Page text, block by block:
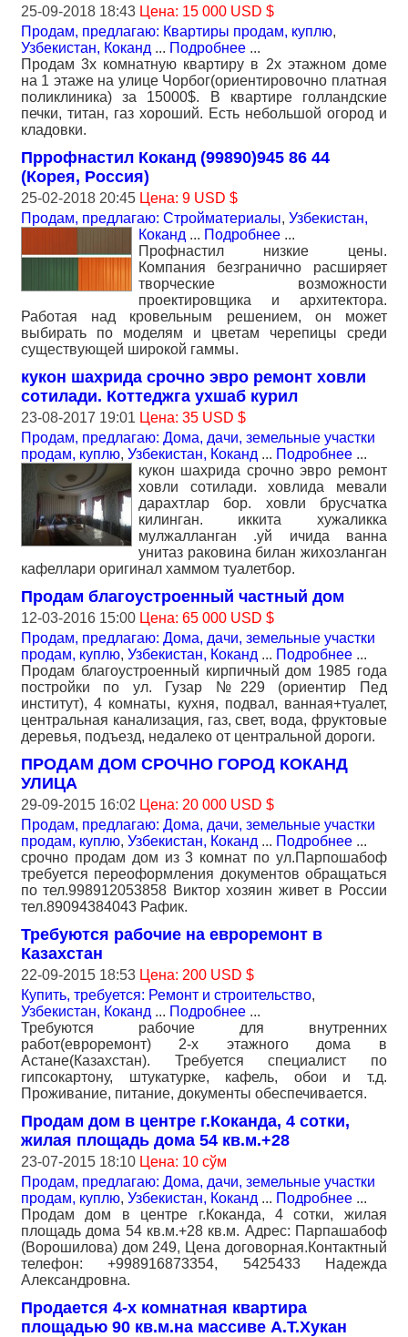
25-09-2018 18:43 Цена: 15 000 USD $
Продам, предлагаю: Квартиры продам, куплю,
Узбекистан, Коканд ... Подробнее ...
Продам 3х комнатную квартиру в 2х этажном доме
на 1 этаже на улице Чорбог(ориентировочно платная
поликлиника) за 15000$. В квартире голландские
печки, титан, газ хороший. Есть небольшой огород и
кладовки.
Пррофнастил Коканд (99890)945 86 44
(Корея, Россия)
25-02-2018 20:45 Цена: 9 USD $
Продам, предлагаю: Стройматериалы, Узбекистан,
Коканд ... Подробнее ...
Профнастил низкие цены.
Компания безгранично расширяет
творческие возможности
проектировщика и архитектора.
Работая над кровельным решением, он может
выбирать по моделям и цветам черепицы среди
существующей широкой гаммы.
кукон шахрида срочно эвро ремонт ховли
сотилади. Коттеджга ухшаб курил
23-08-2017 19:01 Цена: 35 USD $
Продам, предлагаю: Дома, дачи, земельные участки
продам, куплю, Узбекистан, Коканд ... Подробнее ...
кукон шахрида срочно эвро ремонт
ховли сотилади. ховлида мевали
дарахтлар бор. ховли брусчатка
килинган. иккита хужаликка
мулжалланган .уй ичида ванна
унитаз раковина билан жихозланган
кафеллари оригинал хаммом туалетбор.
Продам благоустроенный частный дом
12-03-2016 15:00 Цена: 65 000 USD $
Продам, предлагаю: Дома, дачи, земельные участки
продам, куплю, Узбекистан, Коканд ... Подробнее ...
Продам благоустроенный кирпичный дом 1985 года
постройки по ул. Гузар №229 (ориентир Пед
институт), 4 комнаты, кухня, подвал, ванная+туалет,
центральная канализация, газ, свет, вода, фруктовые
деревья, подъезд, недалеко от центральной дороги.
ПРОДАМ ДОМ СРОЧНО ГОРОД КОКАНД
УЛИЦА
29-09-2015 16:02 Цена: 20 000 USD $
Продам, предлагаю: Дома, дачи, земельные участки
продам, куплю, Узбекистан, Коканд ... Подробнее ...
срочно продам дом из 3 комнат по ул.Парпошабоф
требуется переоформления документов обращаться
по тел.998912053858 Виктор хозяин живет в России
тел.89094384043 Рафик.
Требуются рабочие на евроремонт в
Казахстан
22-09-2015 18:53 Цена: 200 USD $
Купить, требуется: Ремонт и строительство,
Узбекистан, Коканд ... Подробнее ...
Требуются рабочие для внутренних
работ(евроремонт) 2-х этажного дома в
Астане(Казахстан). Требуется специалист по
гипсокартону, штукатурке, кафель, обои и т.д.
Проживание, питание, документы обеспечивается.
Продам дом в центре г.Коканда, 4 сотки,
жилая площадь дома 54 кв.м.+28
23-07-2015 18:10 Цена: 10 сўм
Продам, предлагаю: Дома, дачи, земельные участки
продам, куплю, Узбекистан, Коканд ... Подробнее ...
Продам дом в центре г.Коканда, 4 сотки, жилая
площадь дома 54 кв.м.+28 кв.м. Адрес: Парпашабоф
(Ворошилова) дом 249, Цена договорная.Контактный
телефон: +998916873354, 5425433 Надежда
Александровна.
Продается 4-х комнатная квартира
площадью 90 кв.м.на массиве А.Т.Хукан